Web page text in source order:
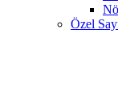
Özel